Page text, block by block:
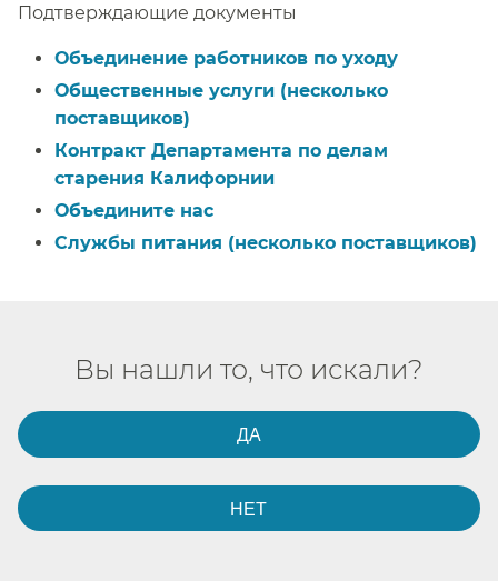
Подтверждающие документы​​
Объединение работников по уходу​​
Общественные услуги (несколько
поставщиков)​​
Контракт Департамента по делам
старения Калифорнии​​
Объедините нас​​
Службы питания (несколько поставщиков)​​
Вы нашли то, что искали?​​
ДА​​
НЕТ​​